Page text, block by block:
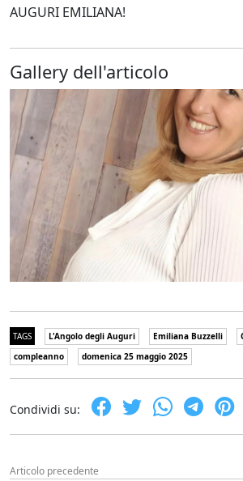
AUGURI EMILIANA!
Gallery dell'articolo
TAGS L'Angolo degli Auguri Emiliana Buzzelli
compleanno
domenica 25 maggio 2025
Condividi su:
Articolo precedente